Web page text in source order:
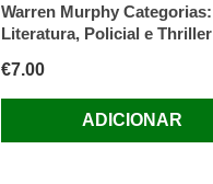
Warren Murphy Categorias:
Literatura, Policial e Thriller
€7.00
ADICIONAR